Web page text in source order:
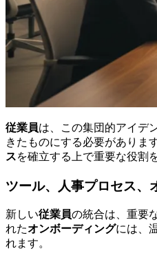
従業員は、この集団的アイデ
きたものにする必要がありま
スを確立する上で重要な役割
ツール、人事プロセス、
新しい従業員の統合は、重要
れたオンボーディングには、
れます。